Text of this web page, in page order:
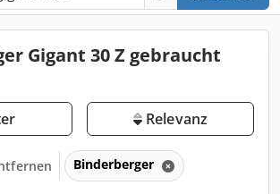
Gigant 30 Z gebraucht
Relevanz
Binderberger